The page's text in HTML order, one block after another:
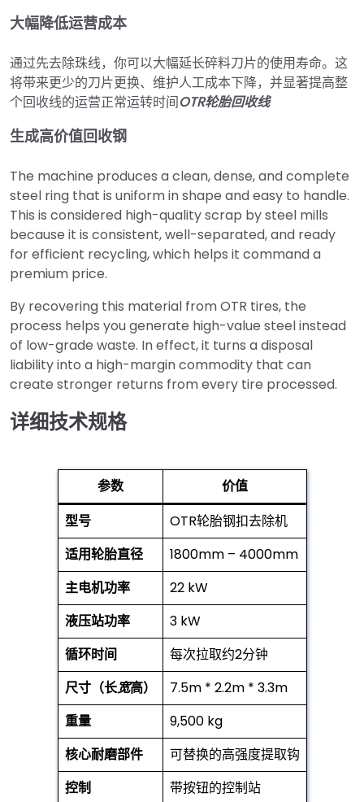
大幅降低运营成本
通过先去除珠线，你可以大幅延长碎料刀片的使用寿命。这
将带来更少的刀片更换、维护人工成本下降，并显著提高整
个回收线的运营正常运转时间OTR轮胎回收线
生成高价值回收钢
The machine produces a clean, dense, and complete
steel ring that is uniform in shape and easy to handle.
This is considered high-quality scrap by steel mills
because it is consistent, well-separated, and ready
for efficient recycling, which helps it command a
premium price.
By recovering this material from OTR tires, the
process helps you generate high-value steel instead
of low-grade waste. In effect, it turns a disposal
liability into a high-margin commodity that can
create stronger returns from every tire processed.
详细技术规格
参数
价值
型号
OTR轮胎钢扣去除机
适用轮胎直径
1800mm – 4000mm
主电机功率
22 kW
液压站功率
3 kW
循环时间
每次拉取约2分钟
尺寸（长宽高）
7.5m * 2.2m * 3.3m
重量
9,500 kg
核心耐磨部件
可替换的高强度提取钩
控制
带按钮的控制站